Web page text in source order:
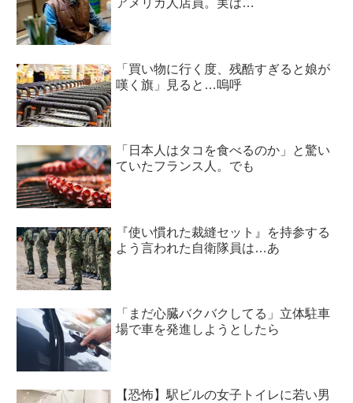
アメリカ人店員。実は…
「買い物に行く度、残酷すぎると娘が
嘆く旗」見ると…嗚呼
「日本人はタコを食べるのか」と驚い
ていたフランス人。でも
『使い慣れた裁縫セット』を持参する
よう言われた自衛隊員は…あ
「まだ心臓バクバクしてる」立体駐車
場で車を発進しようとしたら
【恐怖】駅ビルの女子トイレに若い男